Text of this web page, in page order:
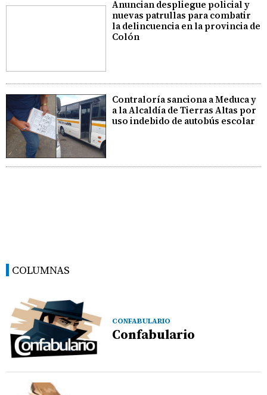
Anuncian despliegue policial y
nuevas patrullas para combatir
la delincuencia en la provincia de
Colón
Contraloría sanciona a Meduca y
a la Alcaldía de Tierras Altas por
uso indebido de autobús escolar
COLUMNAS
CONFABULARIO
Confabulario